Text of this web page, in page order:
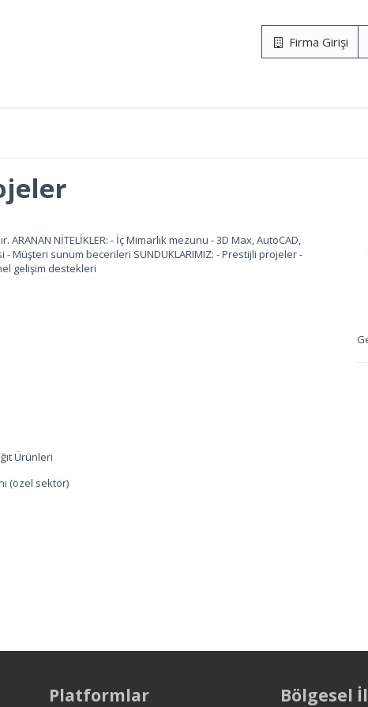
Firma Girişi
NİTELİKLER: - İç Mimarlık mezunu - 3D Max, AutoCAD,
Müşteri sunum becerileri SUNDUKLARIMIZ: - Prestijli projeler -
gelişim destekleri
Ürünleri
(özel sektör)
Platformlar Bölgesel